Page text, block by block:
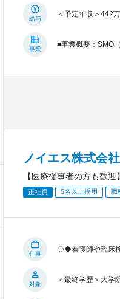
給与
＜予定年収＞442
事業
■事業概要：SMO
ノイエス株式会
【医療従事者の方も歓
正社員 5名以上採用 職
仕事
◇◆看護師や臨床検
対象
＜最終学歴＞大学